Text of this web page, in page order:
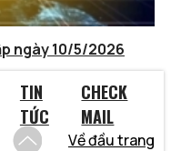
ngày 10/5/2026
TIN
TỨC
CHECK
MAIL
Về đầu trang